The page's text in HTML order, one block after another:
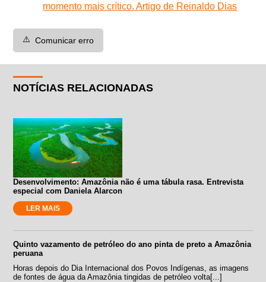
momento mais crítico. Artigo de Reinaldo Dias
⚠️ Comunicar erro
NOTÍCIAS RELACIONADAS
Desenvolvimento: Amazônia não é uma tábula rasa. Entrevista
especial com Daniela Alarcon
LER MAIS
Quinto vazamento de petróleo do ano pinta de preto a Amazônia
peruana
Horas depois do Dia Internacional dos Povos Indígenas, as imagens
de fontes de água da Amazônia tingidas de petróleo volta[...]